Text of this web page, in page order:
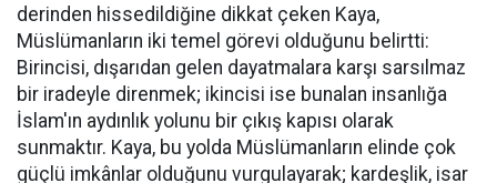
derinden hissedildiğine dikkat çeken Kaya,
Müslümanların iki temel görevi olduğunu belirtti:
Birincisi, dışarıdan gelen dayatmalara karşı sarsılmaz
bir iradeyle direnmek; ikincisi ise bunalan insanlığa
İslam'ın aydınlık yolunu bir çıkış kapısı olarak
sunmaktır. Kaya, bu yolda Müslümanların elinde çok
güçlü imkânlar olduğunu vurgulayarak; kardeşlik, isar